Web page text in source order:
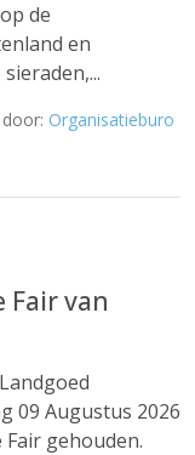
de
en
Organisatieburo
Fair van
09 Augustus 2026
gehouden.